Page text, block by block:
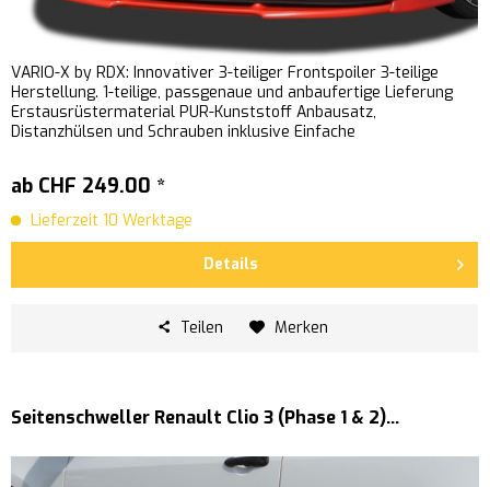
VARIO-X by RDX: Innovativer 3-teiliger Frontspoiler 3-teilige
Herstellung. 1-teilige, passgenaue und anbaufertige Lieferung
Erstausrüstermaterial PUR-Kunststoff Anbausatz,
Distanzhülsen und Schrauben inklusive Einfache
ab CHF 249.00 *
Lieferzeit 10 Werktage
Details
Teilen Merken
Seitenschweller Renault Clio 3 (Phase 1 & 2)...